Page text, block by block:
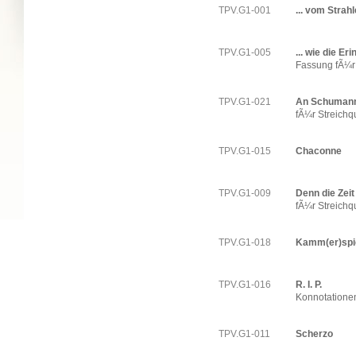
TPV.G1-001 ... vom
TPV.G1-005
... wie die
Fassung
TPV.G1-021
An
fÃ¼r
TPV.G1-015 Chaconne
TPV.G1-009
Denn die
fÃ¼r
TPV.G1-018
TPV.G1-016
R. I. P.
TPV.G1-011 Scherzo